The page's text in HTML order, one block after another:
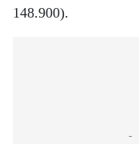
148.900).